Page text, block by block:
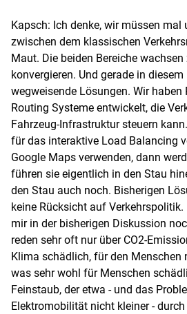
Kapsch: Ich denke, wir müssen mal
zwischen dem klassischen
Maut. Die beiden Bereiche
konvergieren. Und gerade in
wegweisende Lösungen. Wir
Routing Systeme entwickelt, die
Fahrzeug-Infrastruktur steuern
für das interaktive Load Balancing
Google Maps verwenden, dann
führen sie eigentlich in den Stau
den Stau auch noch. Bisherigen
keine Rücksicht auf Verkehrspolitik.
mir in der bisherigen Diskussion
reden sehr oft nur über CO2-
Klima schädlich, für den Menschen
was sehr wohl für Menschen
Feinstaub, der etwa - und das
Elektromobilität nicht kleiner -